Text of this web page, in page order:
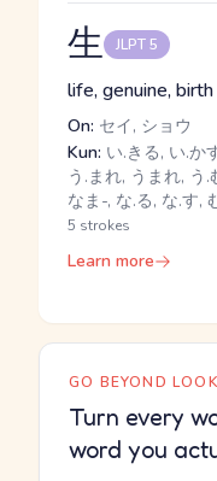
生 JLPT 5
life, genuine, birth
On: セイ, ショウ
Kun: い.きる, い.か
う.まれ, うまれ, う
なま-, な.る, な.す,
5 strokes
Learn more
GO BEYOND
Turn every
word you